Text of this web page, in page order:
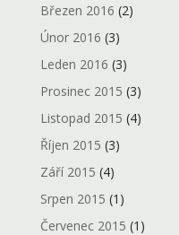
Březen 2016 (2)
Únor 2016 (3)
Leden 2016 (3)
Prosinec 2015 (3)
Listopad 2015 (4)
Říjen 2015 (3)
Září 2015 (4)
Srpen 2015 (1)
Červenec 2015 (1)